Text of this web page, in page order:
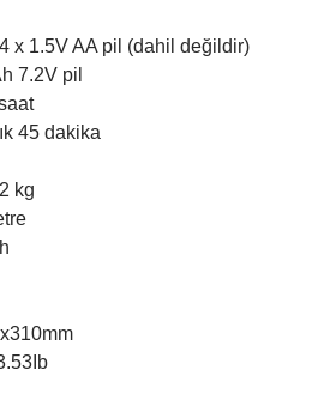
x 1.5V AA pil (dahil değildir)
7.2V pil
45 dakika
kg